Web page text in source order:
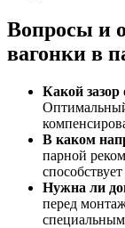
Вопросы и
вагонки в
Какой зазор
Оптимальный
В каком
парной
Нужна ли
перед